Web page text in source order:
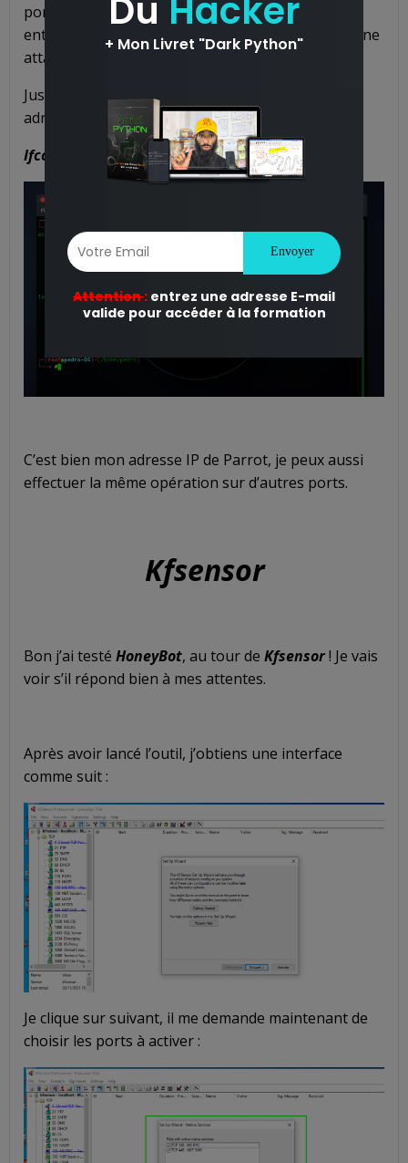
port ftp, il m’affiche le port sur lequel j’ai voulu
entrer (
port 21 ) et même l’adresse IP de ma machine
attaquante.
Juste pour une vérification, je vais checker mon
adresse IP de la machine Parrot :
Ifconfig
C’est bien mon adresse IP de Parrot, je peux aussi
effectuer la même opération sur d’autres ports.
Kfsensor
Bon j’ai testé HoneyBot, au tour de Kfsensor! Je vais
voir s’il répond bien à mes attentes.
Après avoir lancé l’outil, j’obtiens une interface
comme suit :
Je clique sur suivant, il me demande maintenant de
choisir les ports à activer :